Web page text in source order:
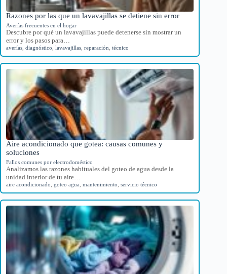
Razones por las que un lavavajillas se detiene sin error
Averías frecuentes en el hogar
Descubre por qué un lavavajillas puede detenerse sin mostrar un
error y los pasos para…
averías diagnóstico lavavajillas reparación técnico
Aire acondicionado que gotea: causas comunes y
soluciones
Fallos comunes por electrodoméstico
Analizamos las razones habituales del goteo de agua desde la
unidad interior de tu aire…
aire acondicionado goteo agua mantenimiento servicio técnico